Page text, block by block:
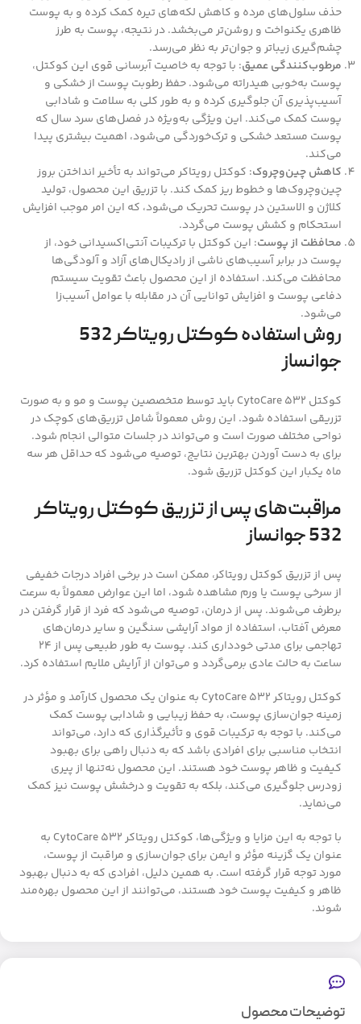
حذف سلول‌های مرده و کاهش لکه‌های تیره کمک کرده و به پوست
ظاهری یکنواخت و روشن‌تر می‌بخشد. در نتیجه، پوست به طرز
چشم‌گیری زیباتر و جوان‌تر به نظر می‌رسد.
مرطوب‌کنندگی عمیق: با توجه به خاصیت آبرسانی قوی این کوکتل،
پوست به‌خوبی هیدراته می‌شود. حفظ رطوبت پوست از خشکی و
آسیب‌پذیری آن جلوگیری کرده و به طور کلی به سلامت و شادابی
پوست کمک می‌کند. این ویژگی به‌ویژه در فصل‌های سرد سال که
پوست مستعد خشکی و ترک‌خوردگی می‌شود، اهمیت بیشتری پیدا
می‌کند.
کاهش چین‌وچروک: کوکتل رویتاکر می‌تواند به تأخیر انداختن بروز
چین‌وچروک‌ها و خطوط ریز کمک کند. با تزریق این محصول، تولید
کلاژن و الاستین در پوست تحریک می‌شود، که این امر موجب افزایش
استحکام و کشش پوست می‌گردد.
محافظت از پوست: این کوکتل با ترکیبات آنتی‌اکسیدانی خود، از
پوست در برابر آسیب‌های ناشی از رادیکال‌های آزاد و آلودگی‌ها
محافظت می‌کند. استفاده از این محصول باعث تقویت سیستم
دفاعی پوست و افزایش توانایی آن در مقابله با عوامل آسیب‌زا
می‌شود.
روش استفاده کوکتل رویتاکر 532
جوانساز
کوکتل CytoCare 532 باید توسط متخصصین پوست و مو و به صورت
تزریقی استفاده شود. این روش معمولاً شامل تزریق‌های کوچک در
نواحی مختلف صورت است و می‌تواند در جلسات متوالی انجام شود.
برای به دست آوردن بهترین نتایج، توصیه می‌شود که حداقل هر سه
ماه یکبار این کوکتل تزریق شود.
مراقبت‌های پس از تزریق کوکتل رویتاکر
532 جوانساز
پس از تزریق کوکتل رویتاکر، ممکن است در برخی افراد درجات خفیفی
از سرخی پوست یا ورم مشاهده شود، اما این عوارض معمولاً به سرعت
برطرف می‌شوند. پس از درمان، توصیه می‌شود که فرد از قرار گرفتن در
معرض آفتاب، استفاده از مواد آرایشی سنگین و سایر درمان‌های
تهاجمی برای مدتی خودداری کند. پوست به طور طبیعی پس از 24
ساعت به حالت عادی برمی‌گردد و می‌توان از آرایش ملایم استفاده کرد.
کوکتل رویتاکر CytoCare 532 به عنوان یک محصول کارآمد و مؤثر در
زمینه جوان‌سازی پوست، به حفظ زیبایی و شادابی پوست کمک
می‌کند. با توجه به ترکیبات قوی و تأثیرگذاری که دارد، می‌تواند
انتخاب مناسبی برای افرادی باشد که به دنبال راهی برای بهبود
کیفیت و ظاهر پوست خود هستند. این محصول نه‌تنها از پیری
زودرس جلوگیری می‌کند، بلکه به تقویت و درخشش پوست نیز کمک
می‌نماید.
با توجه به این مزایا و ویژگی‌ها، کوکتل رویتاکر CytoCare 532 به
عنوان یک گزینه مؤثر و ایمن برای جوان‌سازی و مراقبت از پوست،
مورد توجه قرار گرفته است. به همین دلیل، افرادی که به دنبال بهبود
ظاهر و کیفیت پوست خود هستند، می‌توانند از این محصول بهره‌مند
شوند.
توضیحات محصول